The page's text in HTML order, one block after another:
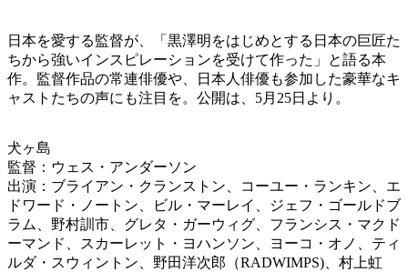
日本を愛する監督が、「黒澤明をはじめとする日本の巨匠た
ちから強いインスピレーションを受けて作った」と語る本
作。監督作品の常連俳優や、日本人俳優も参加した豪華なキ
ャストたちの声にも注目を。公開は、5月25日より。
犬ヶ島
監督：ウェス・アンダーソン
出演：ブライアン・クランストン、コーユー・ランキン、エ
ドワード・ノートン、ビル・マーレイ、ジェフ・ゴールドブ
ラム、野村訓市、グレタ・ガーウィグ、フランシス・マクド
ーマンド、スカーレット・ヨハンソン、ヨーコ・オノ、ティ
ルダ・スウィントン、野田洋次郎（RADWIMPS)、村上虹